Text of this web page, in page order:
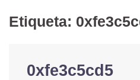
Etiqueta:
0xfe3c5cd5